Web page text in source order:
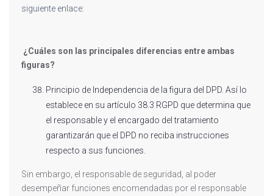
siguiente enlace:
¿Cuáles son las principales diferencias entre ambas
figuras?
Principio de Independencia de la figura del DPD. Así lo
establece en su artículo 38.3 RGPD que determina que
el responsable y el encargado del tratamiento
garantizarán que el DPD no reciba instrucciones
respecto a sus funciones.
Sin embargo, el responsable de seguridad, al poder
desempeñar funciones encomendadas por el responsable